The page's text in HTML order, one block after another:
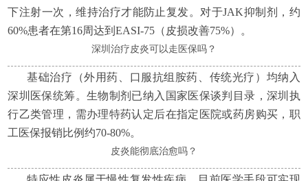
下注射一次，维持治疗才能防止复发。对于JAK抑制剂，约
60%患者在第16周达到EASI-75（皮损改善75%）。
深圳治疗皮炎可以走医保吗？
基础治疗（外用药、口服抗组胺药、传统光疗）均纳入
深圳医保统筹。生物制剂已纳入国家医保谈判目录，深圳执
行乙类管理，需办理特药认定后在指定医院或药房购买，职
工医保报销比例约70-80%。
皮炎能彻底治愈吗？